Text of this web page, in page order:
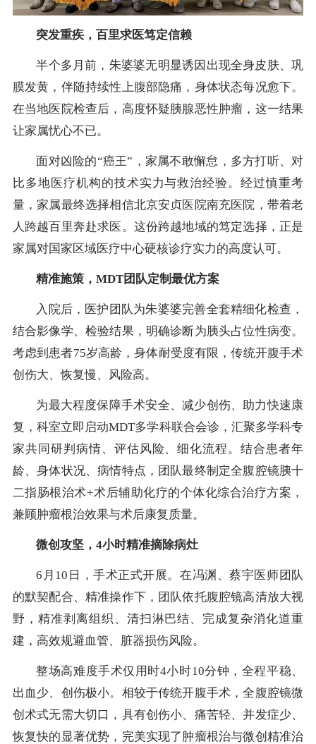
突发重疾，百里求医笃定信赖
半个多月前，朱婆婆无明显诱因出现全身皮肤、巩
膜发黄，伴随持续性上腹部隐痛，身体状态每况愈下。
在当地医院检查后，高度怀疑胰腺恶性肿瘤，这一结果
让家属忧心不已。
面对凶险的“癌王”，家属不敢懈怠，多方打听、对
比多地医疗机构的技术实力与救治经验。经过慎重考
量，家属最终选择相信北京安贞医院南充医院，带着老
人跨越百里奔赴求医。这份跨越地域的笃定选择，正是
家属对国家区域医疗中心硬核诊疗实力的高度认可。
精准施策，MDT团队定制最优方案
入院后，医护团队为朱婆婆完善全套精细化检查，
结合影像学、检验结果，明确诊断为胰头占位性病变。
考虑到患者75岁高龄，身体耐受度有限，传统开腹手术
创伤大、恢复慢、风险高。
为最大程度保障手术安全、减少创伤、助力快速康
复，科室立即启动MDT多学科联合会诊，汇聚多学科专
家共同研判病情、评估风险、细化流程。结合患者年
龄、身体状况、病情特点，团队最终制定全腹腔镜胰十
二指肠根治术+术后辅助化疗的个体化综合治疗方案，
兼顾肿瘤根治效果与术后康复质量。
微创攻坚，4小时精准摘除病灶
6月10日，手术正式开展。在冯渊、蔡宇医师团队
的默契配合、精准操作下，团队依托腹腔镜高清放大视
野，精准剥离组织、清扫淋巴结、完成复杂消化道重
建，高效规避血管、脏器损伤风险。
整场高难度手术仅用时4小时10分钟，全程平稳、
出血少、创伤极小。相较于传统开腹手术，全腹腔镜微
创术式无需大切口，具有创伤小、痛苦轻、并发症少、
恢复快的显著优势，完美实现了肿瘤根治与微创精准治